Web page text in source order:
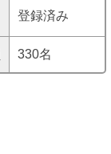
登録済み
330名